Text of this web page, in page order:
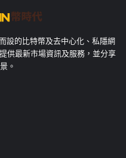
設的比特幣及去中心化、私隱網
供最新市場資訊及服務，並分享
。